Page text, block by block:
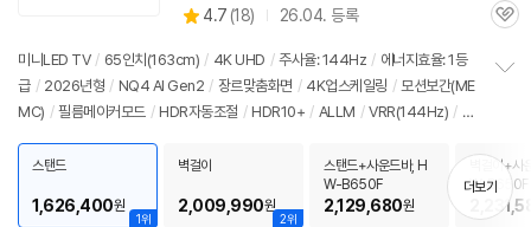
별
점
4.7 (상
리
뷰
18) 26.04. 등록
관
미니LED TV / 65인치(163cm) / 4K UHD / 주사율: 144Hz / 에너지효율: 1등
급 / 2026년형 / NQ4 AI Gen2 / 장르맞춤화면 / 4K업스케일링 / 모션보간(ME
MC) / 필름메이커모드 / HDR자동조절 / HDR10+ / ALLM / VRR(144Hz) / H
DMI(전체): 3개
출시가: 1,990,000원
치
기
1위
스탠드
1,626,400원
2위
벽걸이
2,009,990원
스탠드+사운드바, H
W-B650F
2,129,680원
벽걸이+사
W-B650F
더보기